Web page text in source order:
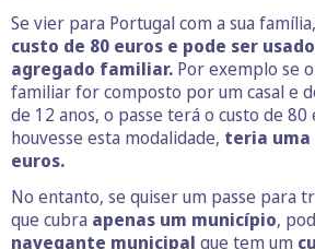
Se vier para Portugal com a sua
custo de 80 euros e pode ser
agregado familiar. Por exemplo se
familiar for composto por um casal e
de 12 anos, o passe terá o custo de 80
houvesse esta modalidade, teria uma
euros.
No entanto, se quiser um passe para
que cubra apenas um município,
navegante municipal que tem um